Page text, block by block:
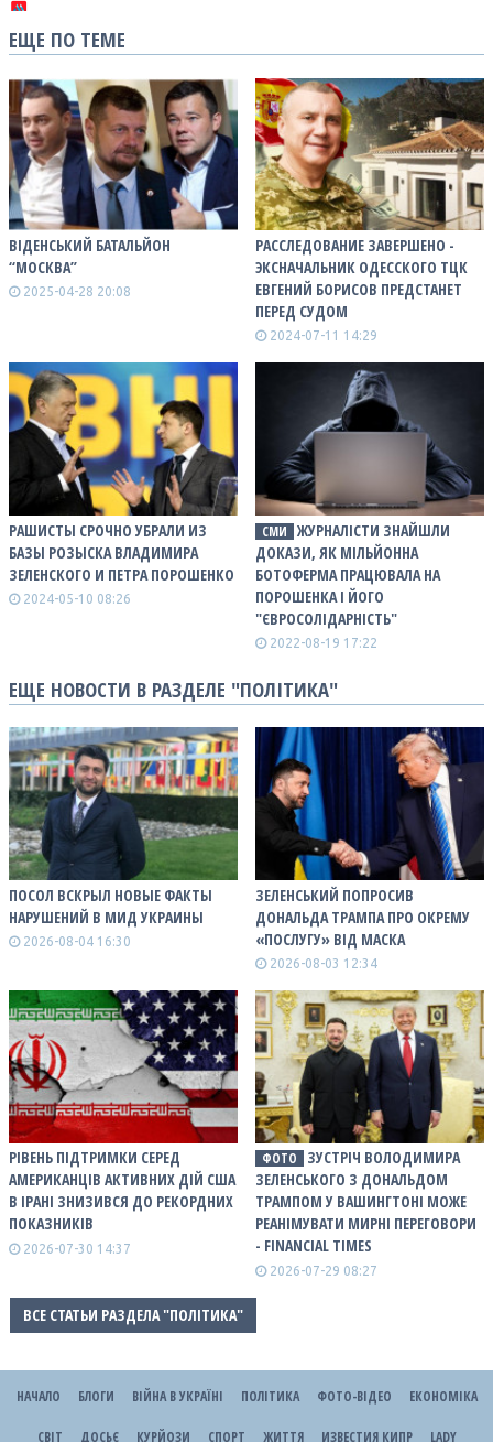
ЕЩЕ ПО ТЕМЕ
ВІДЕНСЬКИЙ БАТАЛЬЙОН
“МОСКВА”
2025-04-28 20:08
РАССЛЕДОВАНИЕ ЗАВЕРШЕНО -
ЭКСНАЧАЛЬНИК ОДЕССКОГО ТЦК
ЕВГЕНИЙ БОРИСОВ ПРЕДСТАНЕТ
ПЕРЕД СУДОМ
2024-07-11 14:29
РАШИСТЫ СРОЧНО УБРАЛИ ИЗ
БАЗЫ РОЗЫСКА ВЛАДИМИРА
ЗЕЛЕНСКОГО И ПЕТРА ПОРОШЕНКО
2024-05-10 08:26
СМИ
ЖУРНАЛІСТИ ЗНАЙШЛИ
ДОКАЗИ, ЯК МІЛЬЙОННА
БОТОФЕРМА ПРАЦЮВАЛА НА
ПОРОШЕНКА І ЙОГО
"ЄВРОСОЛІДАРНІСТЬ"
2022-08-19 17:22
ЕЩЕ НОВОСТИ В РАЗДЕЛЕ "ПОЛІТИКА"
ПОСОЛ ВСКРЫЛ НОВЫЕ ФАКТЫ
НАРУШЕНИЙ В МИД УКРАИНЫ
2026-08-04 16:30
ЗЕЛЕНСЬКИЙ ПОПРОСИВ
ДОНАЛЬДА ТРАМПА ПРО ОКРЕМУ
«ПОСЛУГУ» ВІД МАСКА
2026-08-03 12:34
РІВЕНЬ ПІДТРИМКИ СЕРЕД
АМЕРИКАНЦІВ АКТИВНИХ ДІЙ США
В ІРАНІ ЗНИЗИВСЯ ДО РЕКОРДНИХ
ПОКАЗНИКІВ
2026-07-30 14:37
ФОТО
ЗУСТРІЧ ВОЛОДИМИРА
ЗЕЛЕНСЬКОГО З ДОНАЛЬДОМ
ТРАМПОМ У ВАШИНГТОНІ МОЖЕ
РЕАНІМУВАТИ МИРНІ ПЕРЕГОВОРИ
- FINANCIAL TIMES
2026-07-29 08:27
ВСЕ СТАТЬИ РАЗДЕЛА "ПОЛІТИКА"
НАЧАЛО БЛОГИ ВІЙНА В УКРАЇНІ ПОЛІТИКА ФОТО-ВІДЕО ЕКОНОМІКА
СВІТ ДОСЬЄ КУРЙОЗИ СПОРТ ЖИТТЯ ИЗВЕСТИЯ КИПР LADY